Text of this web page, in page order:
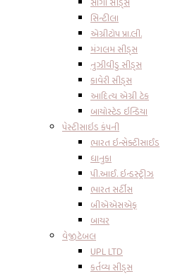
સિન્ટીલા
એગ્રીટોપ પ્રા.લી.
મંગલમ સીડ્સ
નુઝીવીડુ સીડ્સ
કાવેરી સીડ્સ
આદિત્ય એગ્રી ટેક
બાયોસ્ટેડ ઇન્ડિયા
પેસ્ટીસાઇડ કંપની
ભારત ઇન્સેક્ટીસાઈડ
ધાનુકા
પી.આઈ. ઇન્ડસ્ટ્રીઝ
ભારત સર્ટીસ
બીએએસએફ
બાયર
વેજીટેબલ
UPL LTD
કર્તવ્ય સીડ્સ